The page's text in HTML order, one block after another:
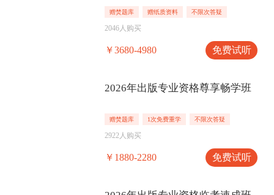
赠焚题库 赠纸质资料 不限次答疑
2046人购买
￥3680-4980 免费试听
2026年出版专业资格尊享畅学班
赠焚题库 1次免费重学 不限次答疑
2922人购买
￥1880-2280 免费试听